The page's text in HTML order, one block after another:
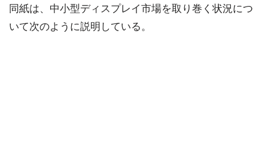
同紙は、中小型ディスプレイ市場を取り巻く状況につ
いて次のように説明している。